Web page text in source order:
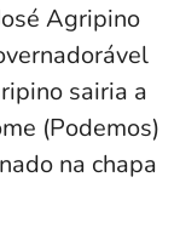
Agripino
sairia a
(Podemos)
na chapa